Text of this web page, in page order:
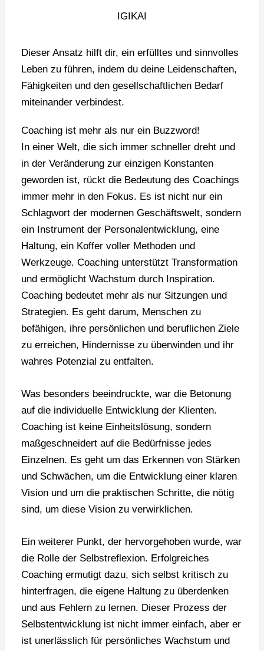
IGIKAI
Dieser Ansatz hilft dir, ein erfülltes und sinnvolles
Leben zu führen, indem du deine Leidenschaften,
Fähigkeiten und den gesellschaftlichen Bedarf
miteinander verbindest.
Coaching ist mehr als nur ein Buzzword!
In einer Welt, die sich immer schneller dreht und
in der Veränderung zur einzigen Konstanten
geworden ist, rückt die Bedeutung des Coachings
immer mehr in den Fokus. Es ist nicht nur ein
Schlagwort der modernen Geschäftswelt, sondern
ein Instrument der Personalentwicklung, eine
Haltung, ein Koffer voller Methoden und
Werkzeuge. Coaching unterstützt Transformation
und ermöglicht Wachstum durch Inspiration.
Coaching bedeutet mehr als nur Sitzungen und
Strategien. Es geht darum, Menschen zu
befähigen, ihre persönlichen und beruflichen Ziele
zu erreichen, Hindernisse zu überwinden und ihr
wahres Potenzial zu entfalten.
Was besonders beeindruckte, war die Betonung
auf die individuelle Entwicklung der Klienten.
Coaching ist keine Einheitslösung, sondern
maßgeschneidert auf die Bedürfnisse jedes
Einzelnen. Es geht um das Erkennen von Stärken
und Schwächen, um die Entwicklung einer klaren
Vision und um die praktischen Schritte, die nötig
sind, um diese Vision zu verwirklichen.
Ein weiterer Punkt, der hervorgehoben wurde, war
die Rolle der Selbstreflexion. Erfolgreiches
Coaching ermutigt dazu, sich selbst kritisch zu
hinterfragen, die eigene Haltung zu überdenken
und aus Fehlern zu lernen. Dieser Prozess der
Selbstentwicklung ist nicht immer einfach, aber er
ist unerlässlich für persönliches Wachstum und